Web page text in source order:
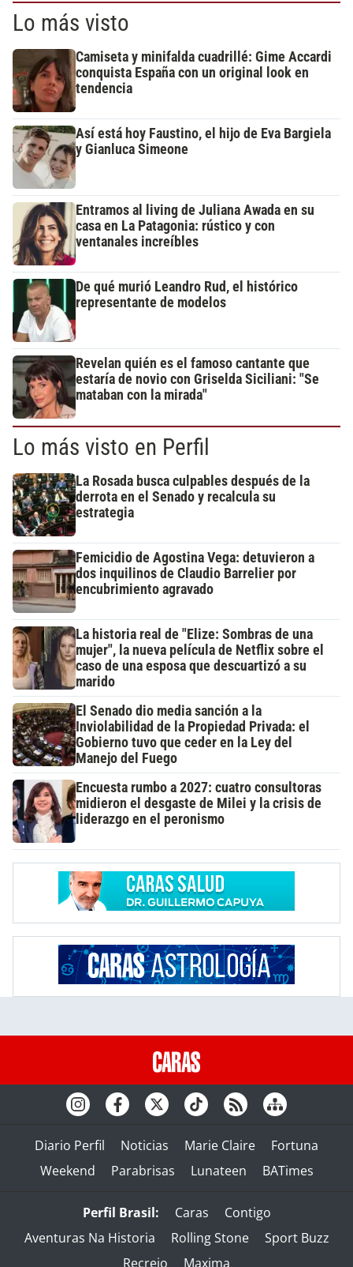
Lo más visto
Camiseta y minifalda cuadrillé: Gime Accardi
conquista España con un original look en
tendencia
Así está hoy Faustino, el hijo de Eva Bargiela
y Gianluca Simeone
Entramos al living de Juliana Awada en su
casa en La Patagonia: rústico y con
ventanales increíbles
De qué murió Leandro Rud, el histórico
representante de modelos
Revelan quién es el famoso cantante que
estaría de novio con Griselda Siciliani: "Se
mataban con la mirada"
Lo más visto en Perfil
La Rosada busca culpables después de la
derrota en el Senado y recalcula su
estrategia
Femicidio de Agostina Vega: detuvieron a
dos inquilinos de Claudio Barrelier por
encubrimiento agravado
La historia real de "Elize: Sombras de una
mujer", la nueva película de Netflix sobre el
caso de una esposa que descuartizó a su
marido
El Senado dio media sanción a la
Inviolabilidad de la Propiedad Privada: el
Gobierno tuvo que ceder en la Ley del
Manejo del Fuego
Encuesta rumbo a 2027: cuatro consultoras
midieron el desgaste de Milei y la crisis de
liderazgo en el peronismo
Diario Perfil Noticias Marie Claire
Fortuna
Weekend
Parabrisas Lunateen BATimes
Perfil Brasil: Caras
Contigo
Aventuras Na Historia
Rolling Stone
Sport Buzz
Recreio
Maxima